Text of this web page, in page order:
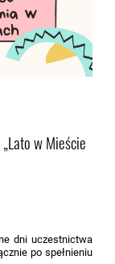
w Mieście
dni uczestnictwa
po spełnieniu